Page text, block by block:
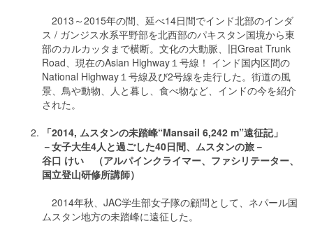
2013～2015年の間、延べ14日間でインド北部のインダ
ス / ガンジス水系平野部を北西部のパキスタン国境から東
部のカルカッタまで横断。文化の大動脈、旧Great Trunk
Road、現在のAsian Highway１号線！ インド国内区間の
National Highway１号線及び2号線を走行した。街道の風
景、鳥や動物、人と暮し、食べ物など、インドの今を紹介
された。
「2014, ムスタンの未踏峰“Mansail 6,242 m”遠征記」
－女子大生4人と過ごした40日間、ムスタンの旅－
谷口 けい （アルパインクライマー、ファシリテーター、
国立登山研修所講師）
2014年秋、JAC学生部女子隊の顧問として、ネパール国
ムスタン地方の未踏峰に遠征した。